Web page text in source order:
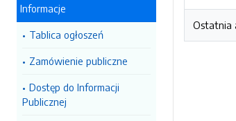
Informacje
Tablica ogłoszeń
Zamówienie publiczne
Dostęp do Informacji
Publicznej
Ostatnia